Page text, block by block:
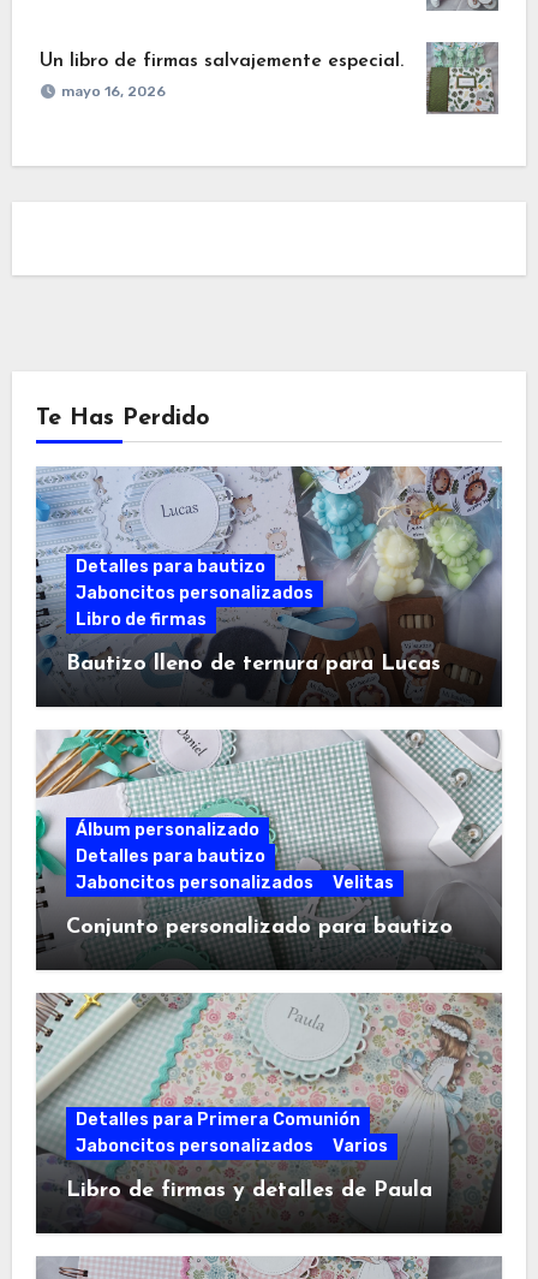
Un libro de firmas salvajemente especial.
mayo 16, 2026
Te Has Perdido
Detalles para bautizo
Jaboncitos personalizados
Libro de firmas
Bautizo lleno de ternura para Lucas
Álbum personalizado
Detalles para bautizo
Jaboncitos personalizados
Velitas
Conjunto personalizado para bautizo
Detalles para Primera Comunión
Jaboncitos personalizados
Varios
Libro de firmas y detalles de Paula